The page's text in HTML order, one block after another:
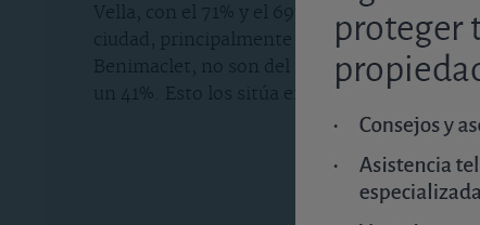
Vella, con el 71% y el 69% de respuestas
ciudad, principalmente los de Ciutat Vella,
Benimaclet, no son del agrado de una
un 41%. Esto los sitúa en la parte baja de la